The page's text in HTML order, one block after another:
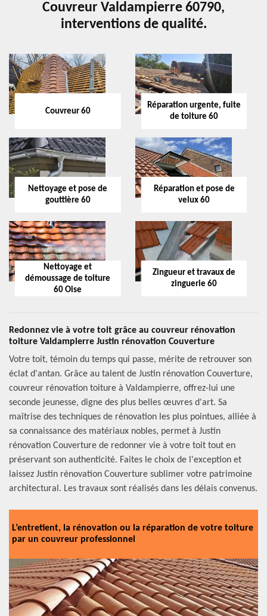
Couvreur Valdampierre 60790,
interventions de qualité.
Couvreur 60
Réparation urgente, fuite
de toiture 60
Nettoyage et pose de
gouttière 60
Réparation et pose de
velux 60
Nettoyage et
démoussage de toiture
60 Oise
Zingueur et travaux de
zinguerie 60
Redonnez vie à votre toit grâce au couvreur rénovation
toiture Valdampierre Justin rénovation Couverture
Votre toit, témoin du temps qui passe, mérite de retrouver son
éclat d'antan. Grâce au talent de Justin rénovation Couverture,
couvreur rénovation toiture à Valdampierre, offrez-lui une
seconde jeunesse, digne des plus belles œuvres d'art. Sa
maîtrise des techniques de rénovation les plus pointues, alliée à
sa connaissance des matériaux nobles, permet à Justin
rénovation Couverture de redonner vie à votre toit tout en
préservant son authenticité. Faites le choix de l'exception et
laissez Justin rénovation Couverture sublimer votre patrimoine
architectural. Les travaux sont réalisés dans les délais convenus.
L’entretient, la rénovation ou la réparation de votre toiture
par un couvreur professionnel